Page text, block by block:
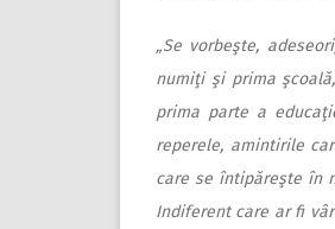
„Se vorbeşte,
numiţi şi prima
prima parte a
reperele, amintirile
care se întipăreşte în
Indiferent care ar fi